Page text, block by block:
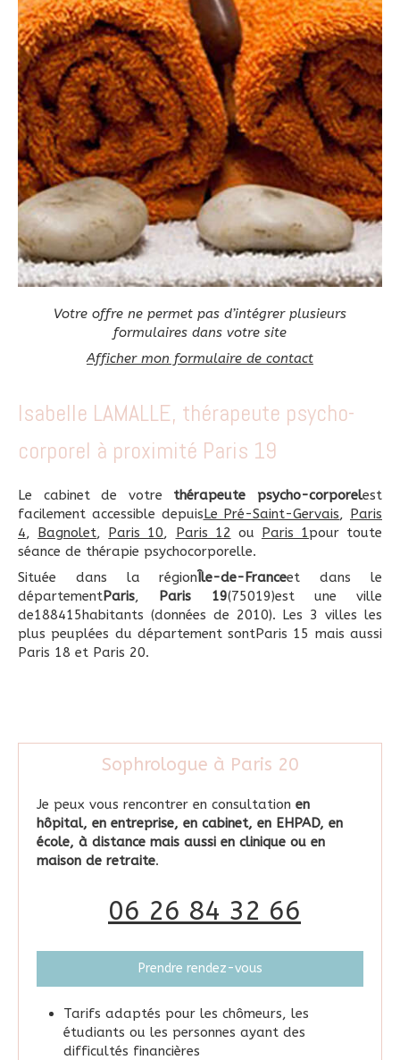
Votre offre ne permet pas d’intégrer plusieurs
formulaires dans votre site
Afficher mon formulaire de contact
Isabelle LAMALLE, thérapeute psycho-
corporel à proximité Paris 19
Le cabinet de votre thérapeute psycho-corporelest
facilement accessible depuisLe Pré-Saint-Gervais, Paris
4, Bagnolet, Paris 10, Paris 12 ou Paris 1pour toute
séance de thérapie psychocorporelle.
Située dans la régionÎle-de-Franceet dans le
départementParis, Paris 19(75019)est une ville
de188415habitants (données de 2010). Les 3 villes les
plus peuplées du département sontParis 15 mais aussi
Paris 18 et Paris 20.
Sophrologue à Paris 20
Je peux vous rencontrer en consultation en
hôpital, en entreprise, en cabinet, en EHPAD, en
école, à distance mais aussi en clinique ou en
maison de retraite.
06 26 84 32 66
Prendre rendez-vous
Tarifs adaptés pour les chômeurs, les
étudiants ou les personnes ayant des
difficultés financières